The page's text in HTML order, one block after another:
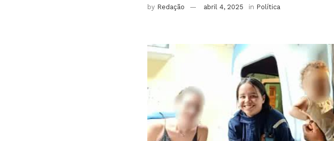
by Redação abril 4, 2025 in Política